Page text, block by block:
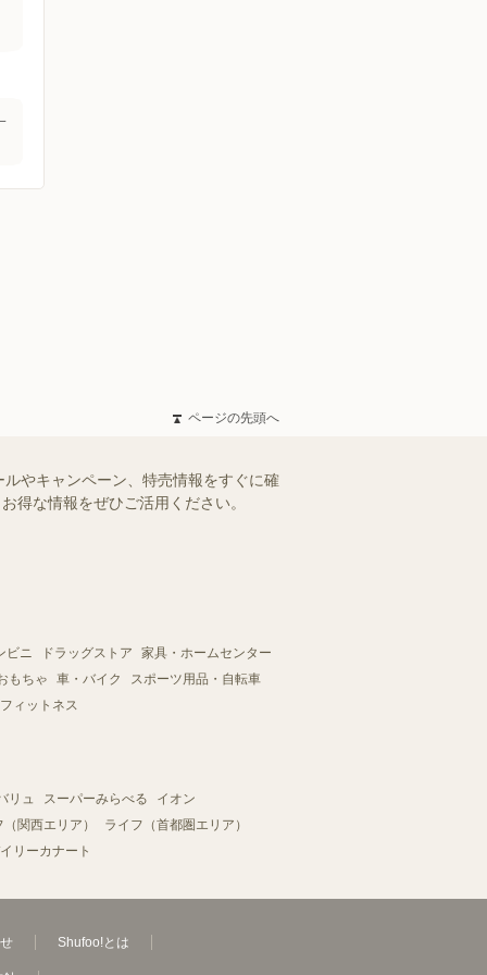
ページの先頭へ
やキャンペーン、特売情報をすぐに確
得な情報をぜひご活用ください。
ビニ ドラッグストア
家具・ホームセンター
もちゃ 車・バイク
スポーツ用品・自転車
ィットネス
リュ スーパーみらべる
イオン
関西エリア）
ライフ（首都圏エリア）
リーカナート
Shufoo!とは